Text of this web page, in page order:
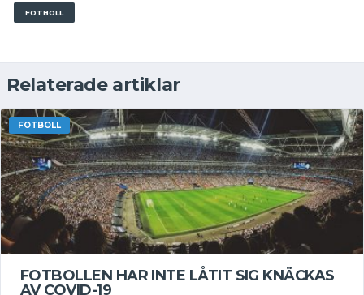
FOTBOLL
Relaterade artiklar
FOTBOLL
FOTBOLLEN HAR INTE LÅTIT SIG KNÄCKAS
AV COVID-19